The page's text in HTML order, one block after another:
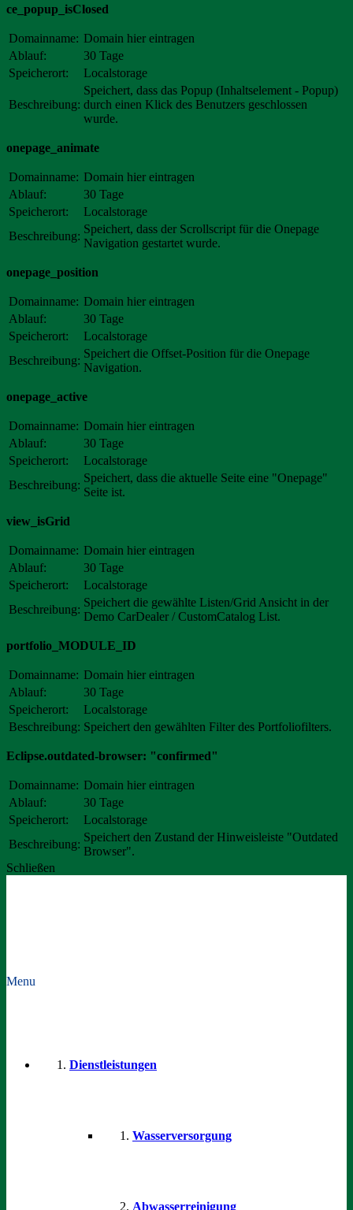
ce_popup_isClosed
Domainname: Domain hier eintragen
Ablauf:
30 Tage
Speicherort:
Localstorage
Beschreibung:
Speichert, dass das Popup (Inhaltselement - Popup)
durch einen Klick des Benutzers geschlossen
wurde.
onepage_animate
Domainname: Domain hier eintragen
Ablauf:
30 Tage
Speicherort:
Localstorage
Beschreibung:
Speichert, dass der Scrollscript für die Onepage
Navigation gestartet wurde.
onepage_position
Domainname: Domain hier eintragen
Ablauf:
30 Tage
Speicherort:
Localstorage
Beschreibung:
Speichert die Offset-Position für die Onepage
Navigation.
onepage_active
Domainname: Domain hier eintragen
Ablauf:
30 Tage
Speicherort:
Localstorage
Beschreibung:
Speichert, dass die aktuelle Seite eine "Onepage"
Seite ist.
view_isGrid
Domainname: Domain hier eintragen
Ablauf:
30 Tage
Speicherort:
Localstorage
Beschreibung:
Speichert die gewählte Listen/Grid Ansicht in der
Demo CarDealer / CustomCatalog List.
portfolio_MODULE_ID
Domainname: Domain hier eintragen
Ablauf:
30 Tage
Speicherort:
Localstorage
Beschreibung: Speichert den gewählten Filter des Portfoliofilters.
Eclipse.outdated-browser: "confirmed"
Domainname: Domain hier eintragen
Ablauf:
30 Tage
Speicherort:
Localstorage
Beschreibung:
Speichert den Zustand der Hinweisleiste "Outdated
Browser".
Schließen
Menu
Dienstleistungen
Wasserversorgung
Abwasserreinigung